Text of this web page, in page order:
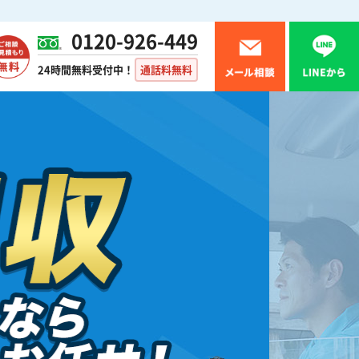
0120-926-449
24時間無料受付中！ 通話料無料